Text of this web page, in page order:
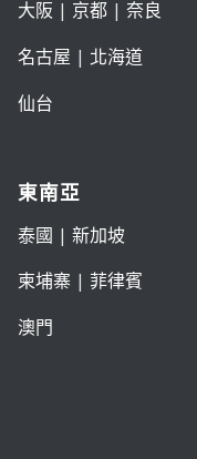
大阪| 京都| 奈良
名古屋 | 北海道
仙台
東南亞
泰國 | 新加坡
柬埔寨 | 菲律賓
澳門